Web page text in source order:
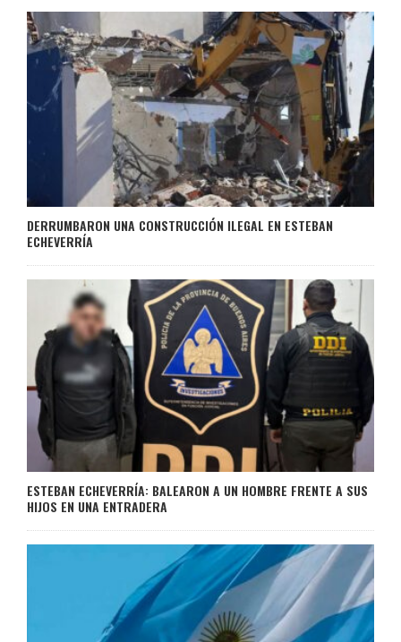
DERRUMBARON UNA CONSTRUCCIÓN ILEGAL EN ESTEBAN
ECHEVERRÍA
ESTEBAN ECHEVERRÍA: BALEARON A UN HOMBRE FRENTE A SUS
HIJOS EN UNA ENTRADERA